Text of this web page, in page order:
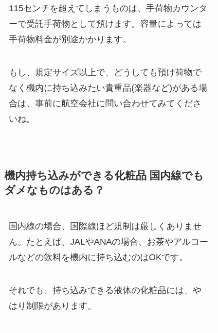
115センチを超えてしまうものは、手荷物カウンタ
ーで受託手荷物 として預けます。容量によっては
手荷物料金が別途かかります。
もし、規定サイズ以上で、どうしても預け荷物で
なく機内に持ち込みたい貴重品(楽器など)がある場
合は、事前に航空会社に問い合わせてみてくださ
いね。
機内持ち込みができる化粧品 国内線でも
ダメなものはある？
国内線の場合、国際線ほど規制は厳しくありませ
ん。たとえば、JALやANAの場合、お茶やアルコー
ルなどの飲料を機内に持ち込むのはOKです。
それでも、持ち込みできる液体の化粧品には、や
はり制限があります。